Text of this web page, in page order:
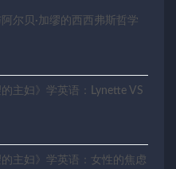
尔贝·加缪的西西弗斯哲学
主妇》学英语：Lynette VS
主妇》学英语：女性的焦虑